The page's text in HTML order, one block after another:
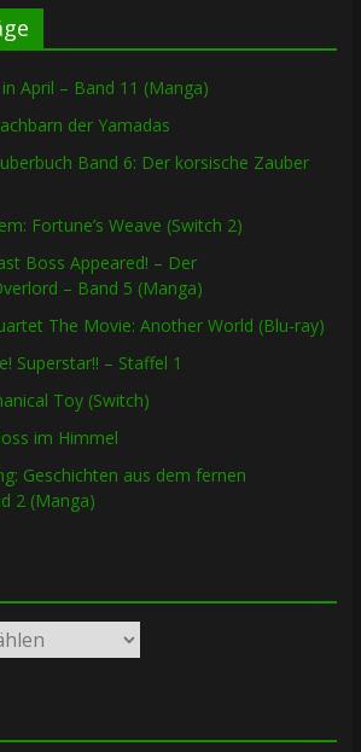
April – Band 11 (Manga)
der Yamadas
Band 6: Der korsische Zauber
Fortune’s Weave (Switch 2)
Boss Appeared! – Der
– Band 5 (Manga)
The Movie: Another World (Blu-ray)
Superstar!! – Staffel 1
Toy (Switch)
im Himmel
Geschichten aus dem fernen
2 (Manga)